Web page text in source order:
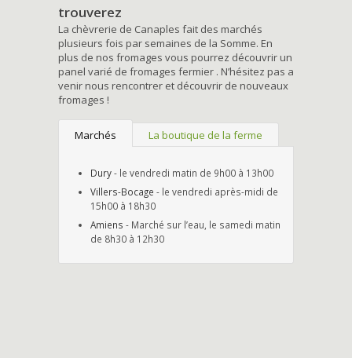
trouverez
La chèvrerie de Canaples fait des marchés
plusieurs fois par semaines de la Somme. En
plus de nos fromages vous pourrez découvrir un
panel varié de fromages fermier . N’hésitez pas a
venir nous rencontrer et découvrir de nouveaux
fromages !
Marchés La boutique de la ferme
Dury- le vendredi matin de 9h00 à 13h00
Villers-Bocage - le vendredi après-midi de
15h00 à 18h30
Amiens - Marché sur l’eau, le samedi matin
de 8h30 à 12h30